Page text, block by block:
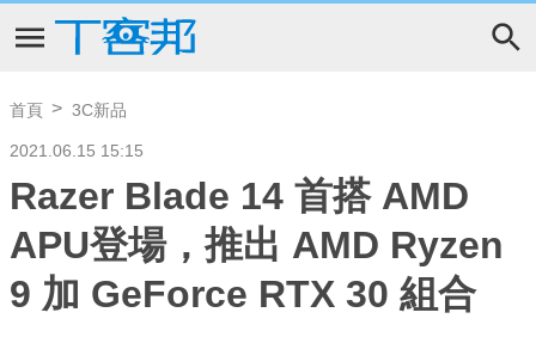
首頁 3C新品
2021.06.15 15:15
Razer Blade 14 首搭 AMD
APU登場，推出 AMD Ryzen
9 加 GeForce RTX 30 組合